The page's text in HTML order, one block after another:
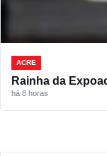
ACRE
Rainha da
há 8 horas